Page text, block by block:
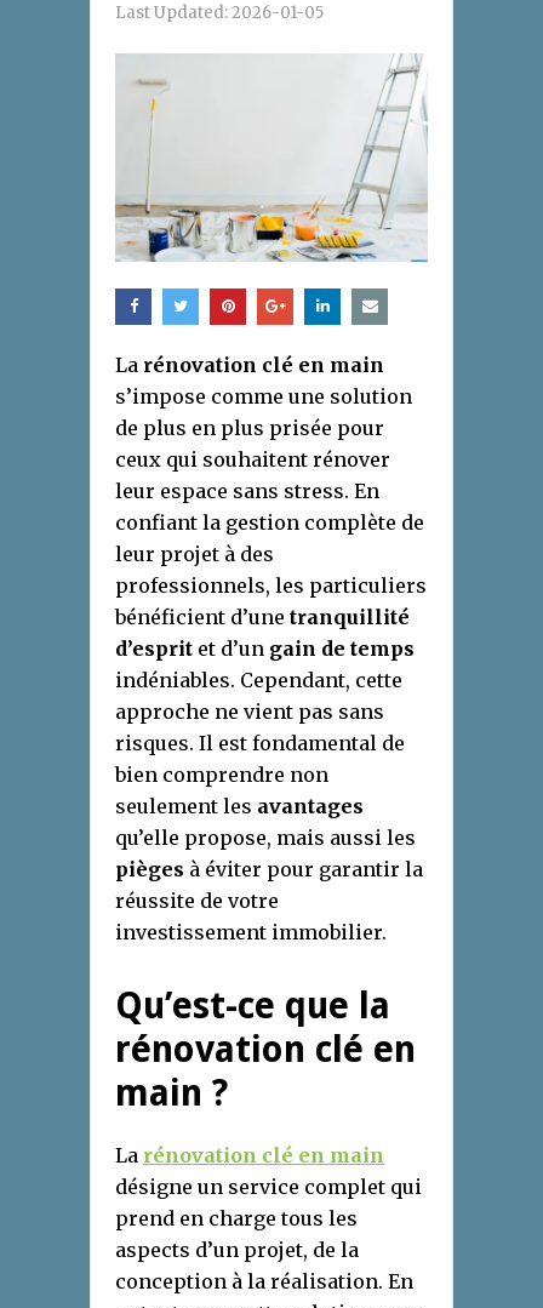
Last Updated:2026-01-05
La rénovation clé en main
s’impose comme une solution
de plus en plus prisée pour
ceux qui souhaitent rénover
leur espace sans stress. En
confiant la gestion complète de
leur projet à des
professionnels, les particuliers
bénéficient d’une tranquillité
d’esprit et d’un gain de temps
indéniables. Cependant, cette
approche ne vient pas sans
risques. Il est fondamental de
bien comprendre non
seulement les avantages
qu’elle propose, mais aussi les
pièges à éviter pour garantir la
réussite de votre
investissement immobilier.
Qu’est-ce que la
rénovation clé en
main ?
La rénovation clé en main
désigne un service complet qui
prend en charge tous les
aspects d’un projet, de la
conception à la réalisation. En